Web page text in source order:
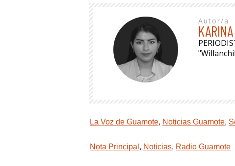
Autor/a
La Voz de Guamote, Noticias Guamote,
Nota Principal , Noticias, Radio Guamote